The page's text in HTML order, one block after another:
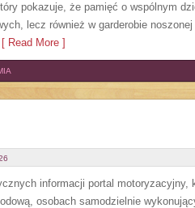
pokazuje, że pamięć o wspólnym
lecz również w garderobie noszonej
More ]
informacji portal motoryzacyjny,
osobach samodzielnie